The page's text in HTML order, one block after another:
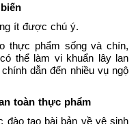
ít được chú ý.
thực phẩm sống và chín,
thể làm vi khuẩn lây lan
dẫn đến nhiều vụ ngộ
toàn thực phẩm
đào tạo bài bản về vệ sinh